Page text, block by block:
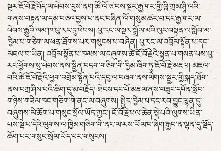
སྔར་ཇོ་བོ་རྗེ་བོད་ལ་ཕེབས་དུས་ནག་ཚོ་ལོ་ཙ་བས་སྔར་རྒྱ་གར་གྱི་བྰི་ཀྲམ་ཤཱི་ལའི་
གནས་བརྟན་ལ་དམ་བཅའ་བྱས་པ་ནང་བཞིན་ལོ་གསུམ་ཚར་བ་དང་རྒྱ་གར་ལ་
ཕེབས་རྒྱུའི་ལམ་ཁ་པུ་རང་དུ་ཕེབས། པུ་རང་ལ་སྔར་སྒྲོལ་མའི་ལུང་བསྟན་ལ་སློབ་མ་
ཁྱིམ་པ་གཅིག་ལ་ཕན་ཐོགས་པར་གསུངས་པ་བཞིན། པུ་རང་ལ་འབྲོམ་སྟོན་པ་དང་
མཇལ་བ་ཡིན། འབྲོམ་སྟོན་པ་ཁམས་ལ་བཞུགས་ཚེ་ཇོ་བོ་རྗེའི་སྙན་པ་གསན་པས་པུ་
རང་ཕྱོགས་སུ་ཕེབས་ནས་སྦྱིན་བདག་གཅིག་གི་ཁྱིམ་ཞིག་ཏུ་ཇོ་བོ་རྗེ་མཇལ། མཇལ་
བའི་ཚེ་ཇོ་བོ་རྗེའི་ཕྱག་འབྲོམ་སྟོན་པའི་དབུ་ལ་བཞག་ནས་ལེགས་སྦྱར་གྱི་སྐད་ཐོག་
ནས་བཀྲ་ཤིས་པའི་ཚིག་དུ་མ་བརྗོད། ཐེངས་དང་པོ་མཇལ་ནས་བཟུང་དཔོན་སློབ་
གཉིས་གཟིམ་ཁང་གཅིག་གི་ནང་ལ་བཞུགས། སྤྱིར་ཁྱིམ་པ་དང་རབ་བྱུང་ལྷན་དུ་
བཞུགས་མི་ཆོག་པ་གསུང་སྲོལ་ཡོད་ཀྱང་། ཇོ་བོ་རྗེ་ཕལ་ཆེན་སྡེ་པའི་ལུགས་ཡིན་
པས་སྡེ་པ་དེའི་ལུགས་ལ་ཁྱིམ་གཅིག་གི་ནང་ལ་རས་ཡོལ་བ་ཞིག་རྒྱབ་ན་ལྷན་དུ་སྡོད་
ཆོག་པར་གསུང་སྲོལ་ཡོད་པར་གསུངས།